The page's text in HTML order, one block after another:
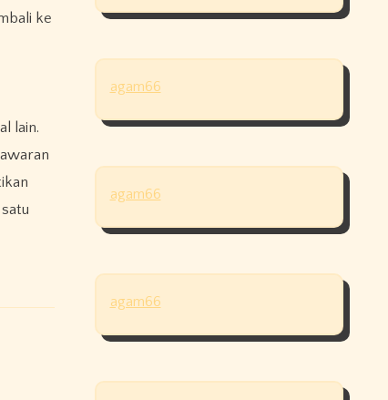
ke
lain.
agam66
agam66
agam66